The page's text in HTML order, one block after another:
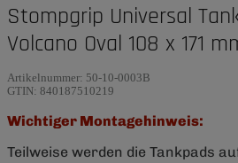
Stompgrip Universal
Volcano Oval 108 x 171
Artikelnummer: 50-10-0003B
GTIN: 840187510219
Wichtiger Montagehinweis:
Teilweise werden die Tankpads